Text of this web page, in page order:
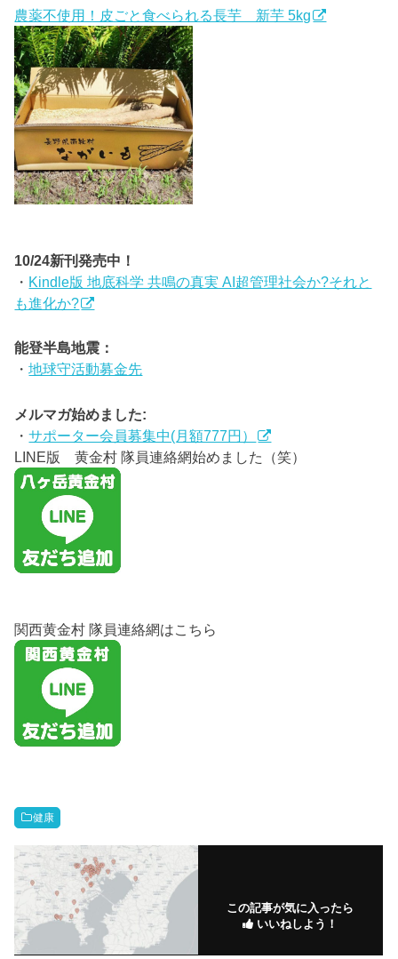
農薬不使用！皮ごと食べられる長芋 新芋 5kg
10/24新刊発売中！
・ Kindle版 地底科学 共鳴の真実 AI超管理社会か?それと
も進化か?
能登半島地震：
・地球守活動募金先
メルマガ始めました:
・サポーター会員募集中(月額777円）
LINE版 黄金村 隊員連絡網始めました（笑）
関西黄金村 隊員連絡網はこちら
健康
この記事が気に入ったら
いいねしよう！